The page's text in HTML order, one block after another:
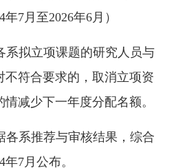
7月至2026年6月）
系拟立项课题的研究人员与
不符合要求的，取消立项资
减少下一年度分配名额。
各系推荐与审核结果，综合
7月公布。